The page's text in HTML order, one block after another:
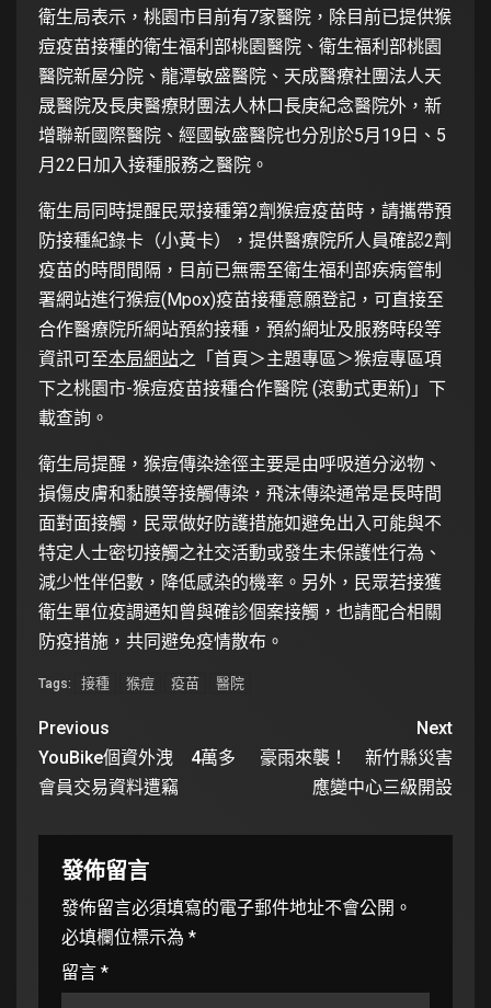
衛生局表示，桃園市目前有7家醫院，除目前已提供猴
痘疫苗接種的衛生福利部桃園醫院、衛生福利部桃園
醫院新屋分院、龍潭敏盛醫院、天成醫療社團法人天
晟醫院及長庚醫療財團法人林口長庚紀念醫院外，新
增聯新國際醫院、經國敏盛醫院也分別於5月19日、5
月22日加入接種服務之醫院。
衛生局同時提醒民眾接種第2劑猴痘疫苗時，請攜帶預
防接種紀錄卡（小黃卡），提供醫療院所人員確認2劑
疫苗的時間間隔，目前已無需至衛生福利部疾病管制
署網站進行猴痘(Mpox)疫苗接種意願登記，可直接至
合作醫療院所網站預約接種，預約網址及服務時段等
資訊可至本局網站之「首頁＞主題專區＞猴痘專區項
下之桃園市-猴痘疫苗接種合作醫院 (滾動式更新)」下
載查詢。
衛生局提醒，猴痘傳染途徑主要是由呼吸道分泌物、
損傷皮膚和黏膜等接觸傳染，飛沫傳染通常是長時間
面對面接觸，民眾做好防護措施如避免出入可能與不
特定人士密切接觸之社交活動或發生未保護性行為、
減少性伴侶數，降低感染的機率。另外，民眾若接獲
衛生單位疫調通知曾與確診個案接觸，也請配合相關
防疫措施，共同避免疫情散布。
Tags: 接種 猴痘 疫苗 醫院
Previous
YouBike個資外洩 4萬多
會員交易資料遭竊
Next
豪雨來襲！ 新竹縣災害
應變中心三級開設
發佈留言
發佈留言必須填寫的電子郵件地址不會公開。
必填欄位標示為 *
留言 *